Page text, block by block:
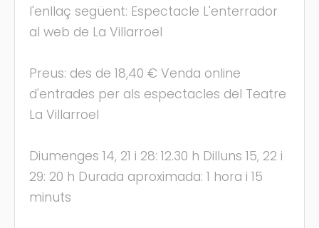
l'enllaç següent: Espectacle L'enterrador
al web de La Villarroel
Preus: des de 18,40 € Venda online
d'entrades per als espectacles del Teatre
La Villarroel
Diumenges 14, 21 i 28: 12.30 h Dilluns 15, 22 i
29: 20 h Durada aproximada: 1 hora i 15
minuts